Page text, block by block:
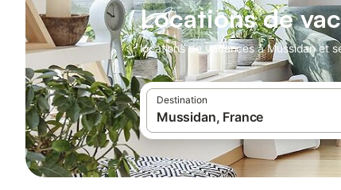
Locations de
locations de vacances à Mussidan et
Destination